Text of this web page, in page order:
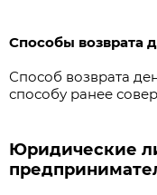
Способы возврата
Способ возврата
способу ранее
Юридические